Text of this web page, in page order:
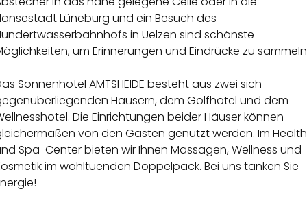
Lüneburg und ein Besuch des
in Uelzen sind schönste
um Erinnerungen und Eindrücke zu
Sonnenhotel AMTSHEIDE besteht aus zwei sich
Häusern, dem Golfhotel und dem
Die Einrichtungen beider Häuser können
von den Gästen genutzt werden. Im
Spa-Center bieten wir Ihnen Massagen, Wellness und
im wohltuenden Doppelpack. Bei uns tanken Sie